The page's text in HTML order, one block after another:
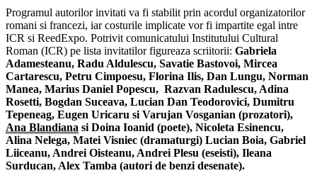
Programul autorilor invitati va fi stabilit prin acordul organizatorilor
romani si francezi, iar costurile implicate vor fi impartite egal intre
ICR si ReedExpo. Potrivit comunicatului Institutului Cultural
Roman (ICR) pe lista invitatilor figureaza scriitorii: Gabriela
Adamesteanu, Radu Aldulescu, Savatie Bastovoi, Mircea
Cartarescu, Petru Cimpoesu, Florina Ilis, Dan Lungu, Norman
Manea, Marius Daniel Popescu, Razvan Radulescu, Adina
Rosetti, Bogdan Suceava, Lucian Dan Teodorovici, Dumitru
Tepeneag, Eugen Uricaru si Varujan Vosganian (prozatori),
Ana Blandiana si Doina Ioanid (poete), Nicoleta Esinencu,
Alina Nelega, Matei Visniec (dramaturgi) Lucian Boia, Gabriel
Liiceanu, Andrei Oisteanu, Andrei Plesu (eseisti), Ileana
Surducan, Alex Tamba (autori de benzi desenate).